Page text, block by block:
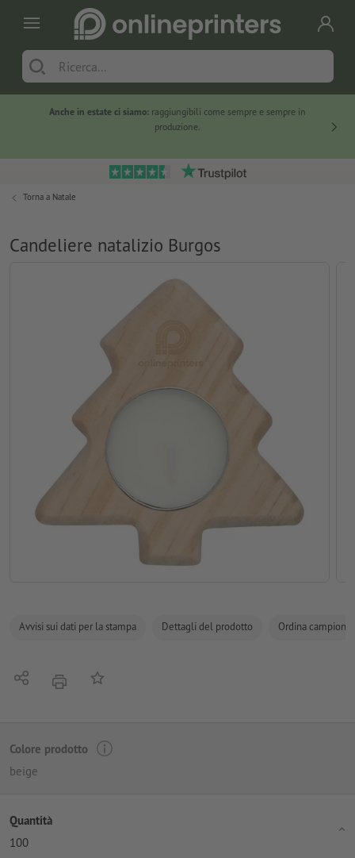
Anche in estate ci siamo: raggiungibili come sempre e sempre in
produzione.
Torna a Natale
Candeliere natalizio Burgos
Avvisi sui dati per la stampa Dettagli del prodotto Ordina campione
Condividistamparealla lista preferiti
Colore prodotto
beige
Quantità
100